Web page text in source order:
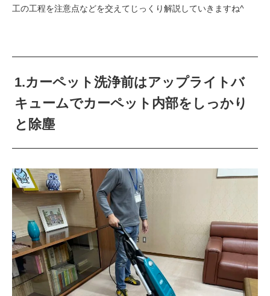
工の工程を注意点などを交えてじっくり解説していきますね^
1.カーペット洗浄前はアップライトバ
キュームでカーペット内部をしっかり
と除塵